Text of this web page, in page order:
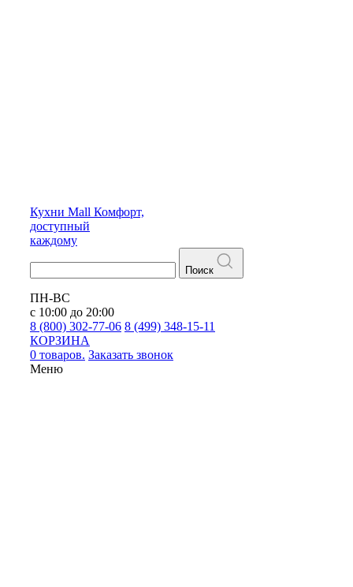
Кухни Mall Комфорт,
доступный
каждому
Поиск
ПН-ВС
с 10:00 до 20:00
8 (800) 302-77-06 8 (499) 348-15-11
КОРЗИНА
0 товаров. Заказать звонок
Меню